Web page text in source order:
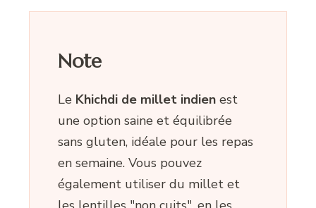
Note
Le Khichdi de millet indienest
une option saine et équilibrée
sans gluten, idéale pour les repas
en semaine. Vous pouvez
également utiliser du millet et